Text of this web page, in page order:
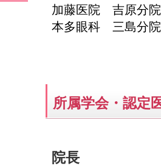
加藤医院 吉原分院
本多眼科 三島分院
所属学会・認定
院長